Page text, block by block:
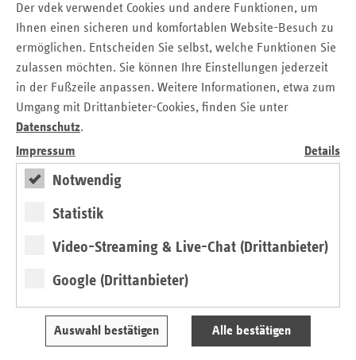
Der vdek verwendet Cookies und andere Funktionen, um
Ihnen einen sicheren und komfortablen Website-Besuch zu
ermöglichen. Entscheiden Sie selbst, welche Funktionen Sie
zulassen möchten. Sie können Ihre Einstellungen jederzeit
in der Fußzeile anpassen. Weitere Informationen, etwa zum
Umgang mit Drittanbieter-Cookies, finden Sie unter
Datenschutz.
Impressum
Details
Notwendig
Statistik
Video-Streaming & Live-Chat (Drittanbieter)
Google (Drittanbieter)
Auswahl bestätigen Alle bestätigen
gemeinsamen Selbstverwaltung zu legen. Das bietet eine
gute Grundlage für versorgungsnahe und praktikable
Lösungen, zumal bereits jetzt an Umsetzungsvorschlägen
gearbeitet wird. Die im Referentenentwurf dargestellten
Leitplanken für die Ausgestaltung der Bedarfseinschätzung
greifen zentrale Forderungen des vdek und der GKV auf.
Der vom Bundesministerium für Gesundheit (BMG) avisierte
deutlich zu lang. An dieser Stelle muss geprüft werden, wo
Prozesse beschleunigt und effizienter werden können.
Bei der digitalen Bedarfseinschätzung muss im weiteren
mit den im Zuge der Reform der Notfallversorgung
integrierten Notfallzentren (INZ) harmonisiert wird. Ziel
muss es sein, dass die Ersteinschätzung an allen
Kontaktpunkten zu identischen Ergebnissen kommen.